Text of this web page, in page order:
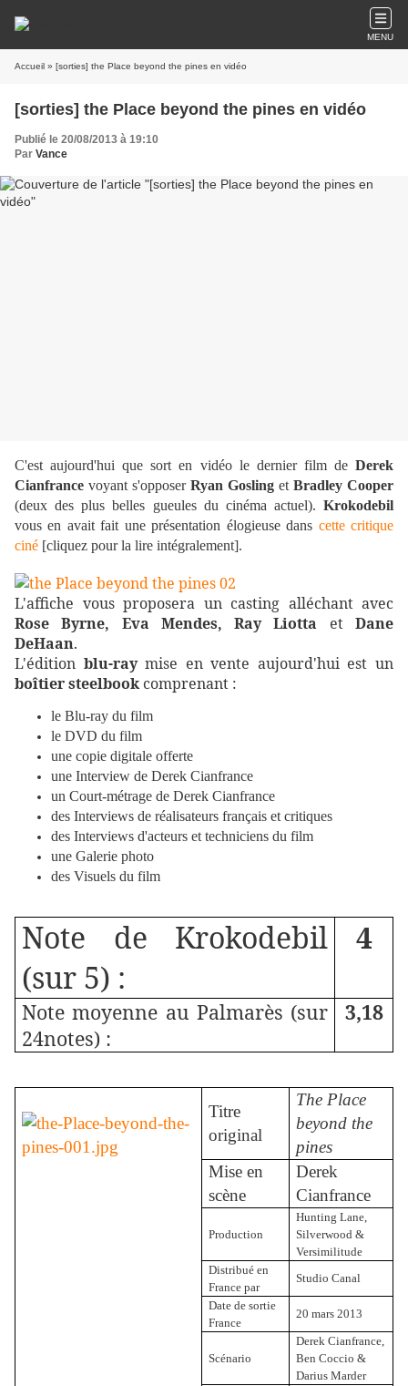
MENU
Accueil » [sorties] the Place beyond the pines en vidéo
[sorties] the Place beyond the pines en vidéo
Publié le 20/08/2013 à 19:10
Par Vance
C'est aujourd'hui que sort en vidéo le dernier film de Derek
Cianfrance voyant s'opposer Ryan Gosling et Bradley Cooper
(deux des plus belles gueules du cinéma actuel). Krokodebil
vous en avait fait une présentation élogieuse dans cette critique
ciné [cliquez pour la lire intégralement].
L'affiche vous proposera un casting alléchant avec
Rose Byrne, Eva Mendes, Ray Liotta etDane
DeHaan.
L'édition blu-raymise en vente aujourd'hui est un
boîtier steelbookcomprenant :
le Blu-ray du film
le DVD du film
une copie digitale offerte
une Interview de Derek Cianfrance
un Court-métrage de Derek Cianfrance
des Interviews de réalisateurs français et critiques
des Interviews d'acteurs et techniciens du film
une Galerie photo
des Visuels du film
Note de Krokodebil
(sur 5) :
4
Note moyenne au Palmarès (sur
24notes) :
3,18
Titre
original
The Place
beyond the
pines
Mise en
scène
Derek
Cianfrance
Production
Hunting Lane,
Silverwood &
Versimilitude
Distribué en
France par
Studio Canal
Date de sortie
France
20 mars 2013
Scénario
Derek Cianfrance,
Ben Coccio &
Darius Marder